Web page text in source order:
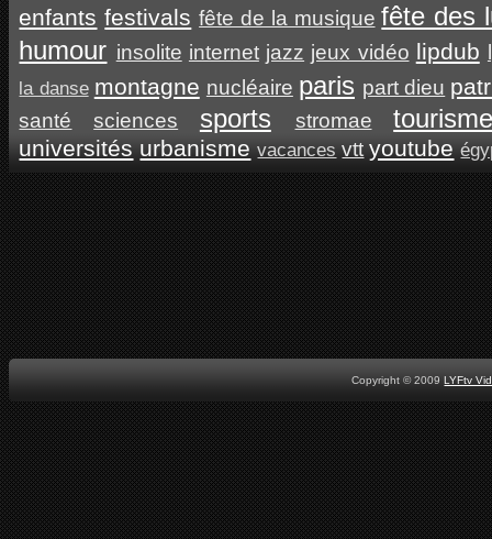
enfants festivals fête de la musique fête des
humour insolite internet jazz jeux vidéo lipdub
la danse montagne nucléaire paris part dieu
santé sciences sports stromae
universités urbanisme vacances vtt youtube
Copyright © 2009LYFtv